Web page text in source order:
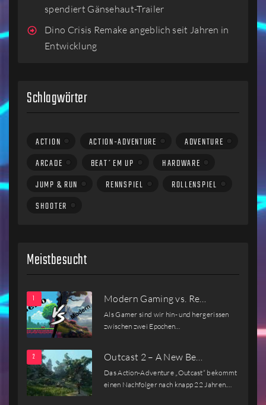
spendiert Gänsehaut-Trailer
Dino Crisis Remake angeblich seit Jahren in
Entwicklung
Schlagwörter
ACTION ACTION-ADVENTURE
ADVENTURE
ARCADE
BEAT´EM UP
HARDWARE
JUMP & RUN
RENNSPIEL
ROLLENSPIEL
SHOOTER
Meistbesucht
Modern Gaming vs. Re…
Als Gamer sind wir hin- und hergerissen
zwischen zwei Epochen…
Outcast 2 – A New Be…
Das Action-Adventure „Outcast“ bekommt
einen Nachfolger nach knapp 22 Jahren.…